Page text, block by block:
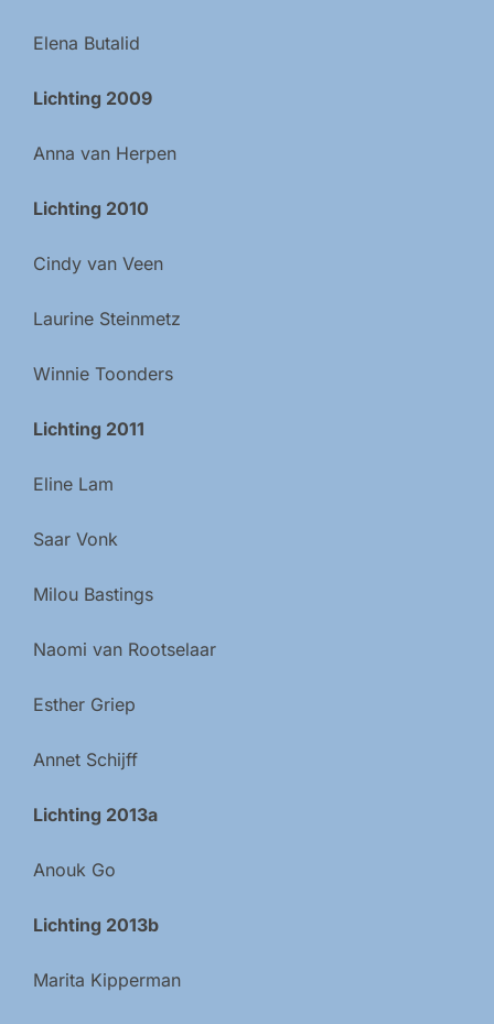
Elena Butalid
Lichting 2009
Anna van Herpen
Lichting 2010
Cindy van Veen
Laurine Steinmetz
Winnie Toonders
Lichting 2011
Eline Lam
Saar Vonk
Milou Bastings
Naomi van Rootselaar
Esther Griep
Annet Schijff
Lichting 2013a
Anouk Go
Lichting 2013b
Marita Kipperman